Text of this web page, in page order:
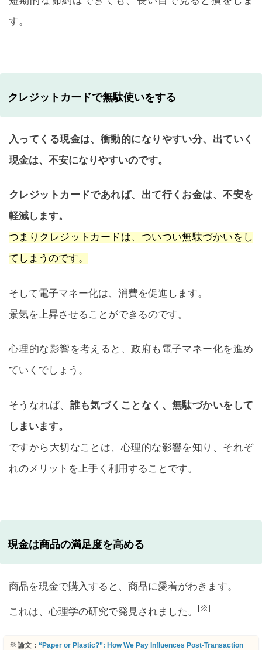
す。
クレジットカードで無駄使いをする
入ってくる現金は、衝動的になりやすい分、出ていく
現金は、不安になりやすいのです。
クレジットカードであれば、出て行くお金は、不安を
軽減します。
つまりクレジットカードは、ついつい無駄づかいをし
てしまうのです。
そして電子マネー化は、消費を促進します。
景気を上昇させることができるのです。
心理的な影響を考えると、政府も電子マネー化を進め
ていくでしょう。
そうなれば、 誰も気づくことなく、無駄づかいをして
しまいます。
ですから大切なことは、心理的な影響を知り、それぞ
れのメリットを上手く利用することです。
現金は商品の満足度を高める
商品を現金で購入すると、商品に愛着がわきます。
これは、心理学の研究で発見されました。 [※]
論文： “Paper or Plastic?”: How We Pay Influences Post-Transaction